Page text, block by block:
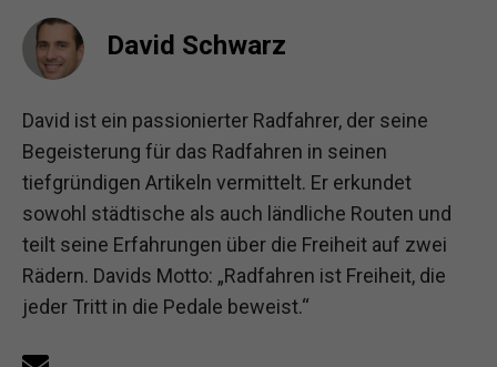
David Schwarz
David ist ein passionierter Radfahrer, der seine
Begeisterung für das Radfahren in seinen
tiefgründigen Artikeln vermittelt. Er erkundet
sowohl städtische als auch ländliche Routen und
teilt seine Erfahrungen über die Freiheit auf zwei
Rädern. Davids Motto: „Radfahren ist Freiheit, die
jeder Tritt in die Pedale beweist.“